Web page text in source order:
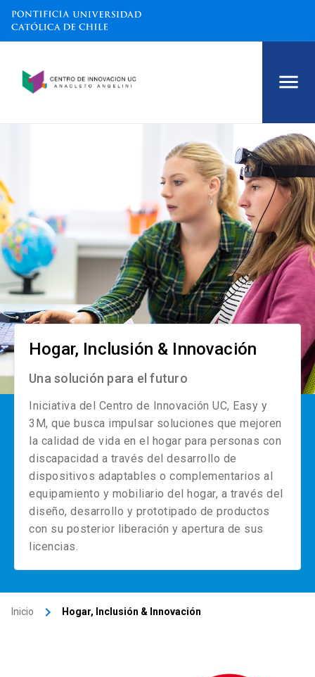
Hogar, Inclusión & Innovación
Una solución para el futuro
Iniciativa del Centro de Innovación UC, Easy y
3M, que busca impulsar soluciones que mejoren
la calidad de vida en el hogar para personas con
discapacidad a través del desarrollo de
dispositivos adaptables o complementarios al
equipamiento y mobiliario del hogar, a través del
diseño, desarrollo y prototipado de productos
con su posterior liberación y apertura de sus
licencias.
Inicio keyboard_arrow_right Hogar, Inclusión & Innovación